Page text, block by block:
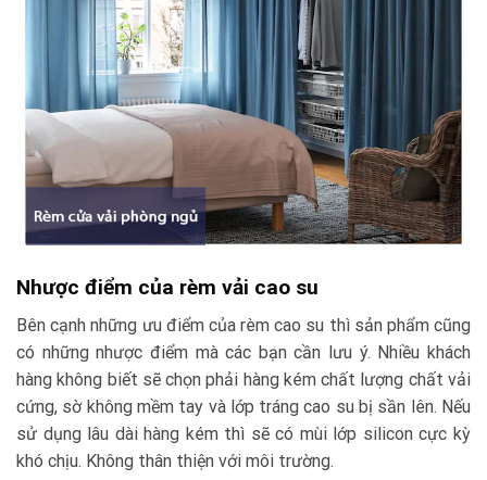
Nhược điểm của rèm vải cao su
Bên cạnh những ưu điểm của rèm cao su thì sản phẩm cũng
có những nhược điểm mà các bạn cần lưu ý. Nhiều khách
hàng không biết sẽ chọn phải hàng kém chất lượng chất vải
cứng, sờ không mềm tay và lớp tráng cao su bị sần lên. Nếu
sử dụng lâu dài hàng kém thì sẽ có mùi lớp silicon cực kỳ
khó chịu. Không thân thiện với môi trường.